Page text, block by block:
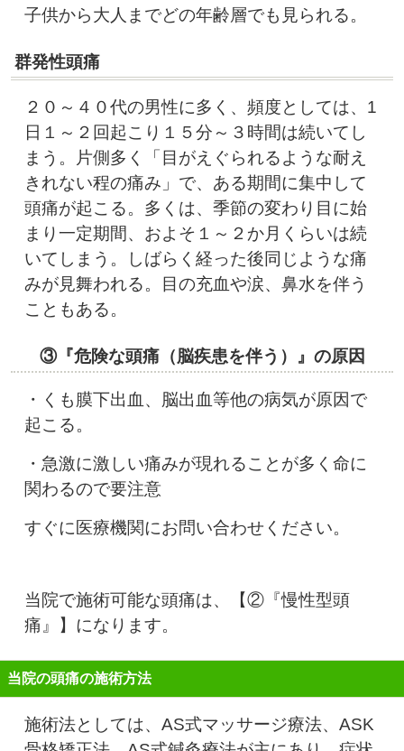
子供から大人までどの年齢層でも見られる。
群発性頭痛
２０～４０代の男性に多く、頻度としては、1
日１～２回起こり１５分～３時間は続いてし
まう。片側多く「目がえぐられるような耐え
きれない程の痛み」で、ある期間に集中して
頭痛が起こる。多くは、季節の変わり目に始
まり一定期間、およそ１～２か月くらいは続
いてしまう。しばらく経った後同じような痛
みが見舞われる。目の充血や涙、鼻水を伴う
こともある。
③『危険な頭痛（脳疾患を伴う）』の原因
・くも膜下出血、脳出血等他の病気が原因で
起こる。
・急激に激しい痛みが現れることが多く命に
関わるので要注意
すぐに医療機関にお問い合わせください。
当院で施術可能な頭痛は、【②『慢性型頭
痛』】になります。
当院の頭痛の施術方法
施術法としては、AS式マッサージ療法、ASK